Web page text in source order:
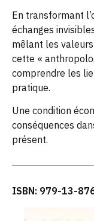
En transformant
échanges
mêlant les
cette «
comprendre les
pratique.
Une condition
conséquences
présent.
ISBN: 979-13-